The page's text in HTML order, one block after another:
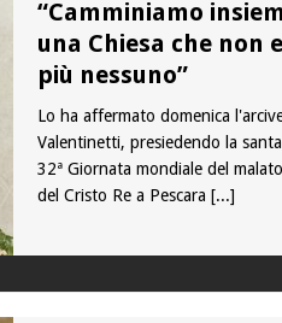
“Camminiamo
una Chiesa che non
più nessuno”
Lo ha affermato domenica
Valentinetti, presiedendo la
32ª Giornata mondiale del
del Cristo Re a Pescara [...]